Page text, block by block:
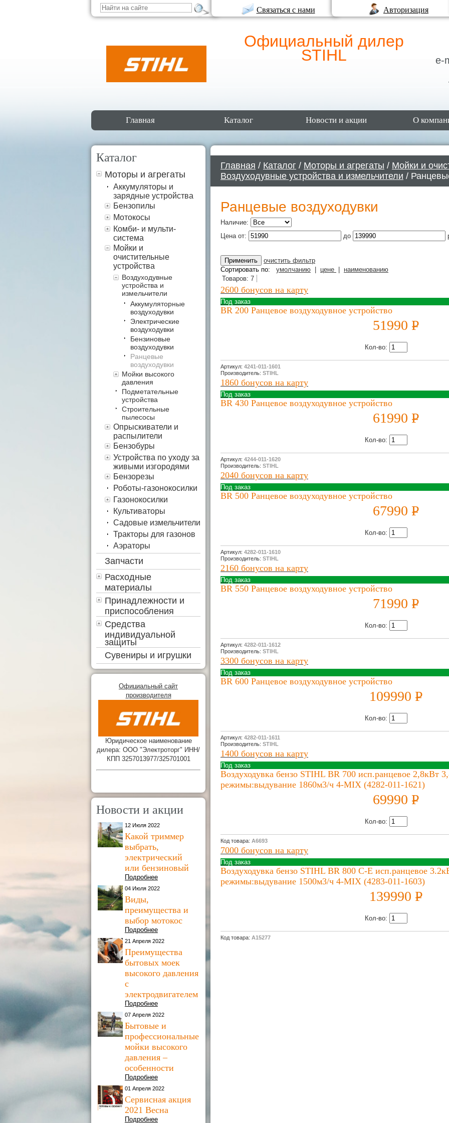
Связаться с нами Авторизация
Официальный дилер
STIHL
e-
Главная Каталог Новости и акции О
Каталог
Моторы и агрегаты
Аккумуляторы и
зарядные устройства
Бензопилы
Мотокосы
Комби- и мульти-
система
Мойки и
очистительные
устройства
Воздуходувные
устройства и
измельчители
Аккумуляторные
воздуходувки
Электрические
воздуходувки
Бензиновые
воздуходувки
Ранцевые
воздуходувки
Мойки высокого
давления
Подметательные
устройства
Строительные
пылесосы
Опрыскиватели и
распылители
Бензобуры
Устройства по уходу за
живыми изгородями
Бензорезы
Роботы-газонокосилки
Газонокосилки
Культиваторы
Садовые измельчители
Тракторы для газонов
Аэраторы
Запчасти
Расходные
материалы
Принадлежности и
приспособления
Средства
индивидуальной
защиты
Сувениры и игрушки
Официальный сайт
производителя
Юридическое наименование
дилера: ООО "Электроторг" ИНН/
КПП 3257013977/325701001
Новости и акции
12 Июля 2022
Какой триммер
выбрать,
электрический
или бензиновый
Подробнее
04 Июля 2022
Виды,
преимущества и
выбор мотокос
Подробнее
21 Апреля 2022
Преимущества
бытовых моек
высокого давления
с
электродвигателем
Подробнее
07 Апреля 2022
Бытовые и
профессиональные
мойки высокого
давления –
особенности
Подробнее
01 Апреля 2022
Сервисная акция
2021 Весна
Подробнее
Главная / Каталог / Моторы и агрегаты / Мойки и
Воздуходувные устройства и измельчители /
Ранцевые воздуходувки
Наличие:
Цена от:
до
очистить фильтр
Сортировать по:
умолчанию цене
наименованию
Товаров: 7
2600 бонусов на карту
Под заказ
BR 200 Ранцевое воздуходувное устройство
51990 P
Кол-во:
Артикул: 4241-011-1601
Производитель: STIHL
1860 бонусов на карту
Под заказ
BR 430 Ранцевое воздуходувное устройство
61990 P
Кол-во:
Артикул: 4244-011-1620
Производитель: STIHL
2040 бонусов на карту
Под заказ
BR 500 Ранцевое воздуходувное устройство
67990 P
Кол-во:
Артикул: 4282-011-1610
Производитель: STIHL
2160 бонусов на карту
Под заказ
BR 550 Ранцевое воздуходувное устройство
71990 P
Кол-во:
Артикул: 4282-011-1612
Производитель: STIHL
3300 бонусов на карту
Под заказ
BR 600 Ранцевое воздуходувное устройство
109990 P
Кол-во:
Артикул: 4282-011-1611
Производитель: STIHL
1400 бонусов на карту
Под заказ
Воздуходувка бензо STIHL BR 700 исп.ранцевое 2,8кВт
режимы:выдувание 1860м3/ч 4-MIX (4282-011-1621)
69990 P
Кол-во:
Код товара: А6693
7000 бонусов на карту
Под заказ
Воздуходувка бензо STIHL BR 800 C-E исп.ранцевое
режимы:выдувание 1500м3/ч 4-MIX (4283-011-1603)
139990 P
Кол-во:
Код товара: А15277